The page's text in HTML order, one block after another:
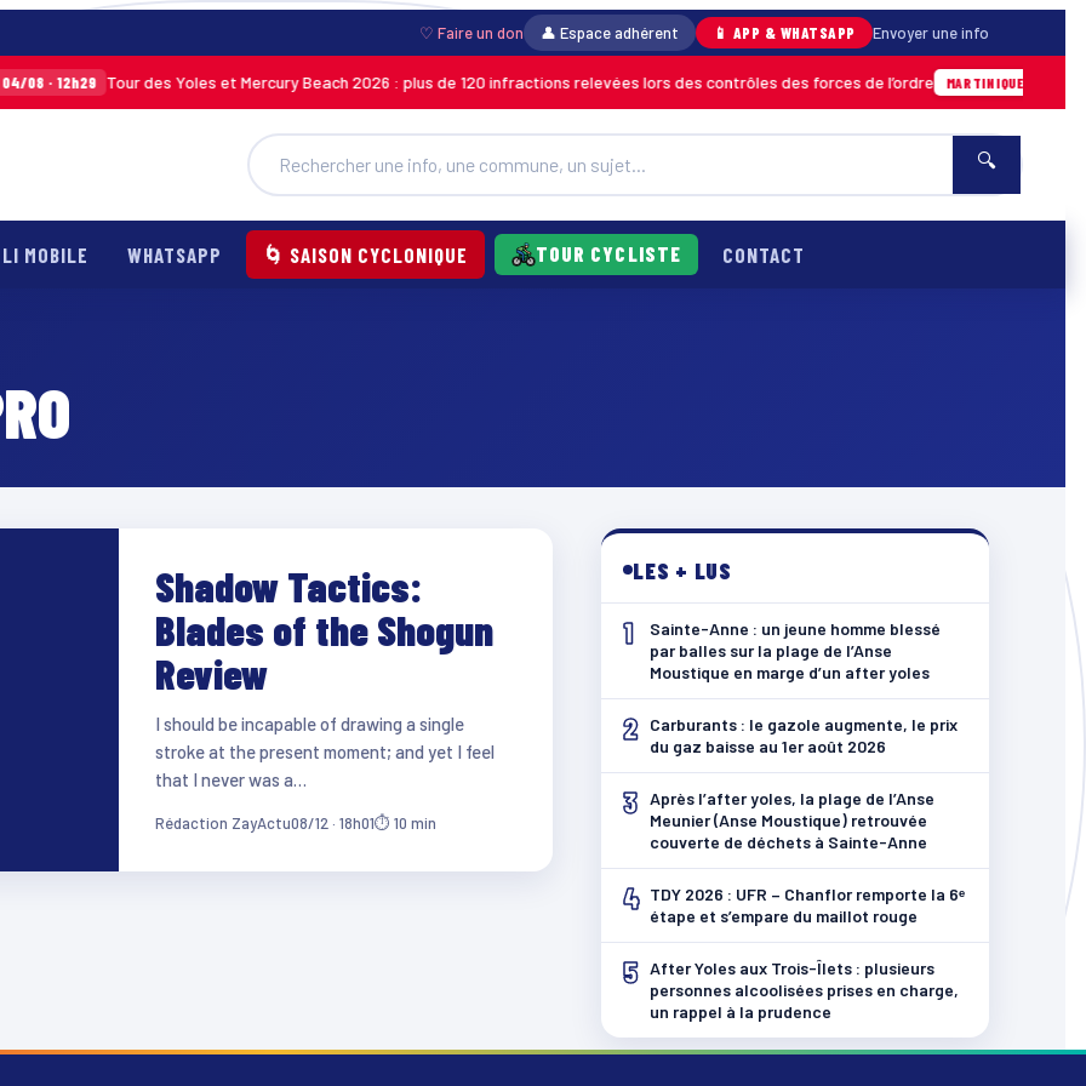
♡ Faire un don 👤 Espace adhérent 📱 APP & WHATSAPP Envoyer une info
· 12h29 Tour des Yoles et Mercury Beach 2026 : plus de 120 infractions relevées lors des contrôles des forces de l’ordre MARTINIQUE
🔍
MOBILE WHATSAPP 🌀 SAISON CYCLONIQUE TOUR CYCLISTE CONTACT
Shadow Tactics:
Blades of the Shogun
Review
I should be incapable of drawing a single
stroke at the present moment; and yet I feel
that I never was a…
Rédaction ZayActu08/12 · 18h01⏱ 10 min
LES + LUS
1
Sainte-Anne : un jeune homme blessé
par balles sur la plage de l’Anse
Moustique en marge d’un after yoles
2
Carburants : le gazole augmente, le prix
du gaz baisse au 1er août 2026
3 Après l’after yoles, la plage de l’Anse
Meunier (Anse Moustique) retrouvée
couverte de déchets à Sainte-Anne
4 TDY 2026 : UFR – Chanflor remporte la 6ᵉ
étape et s’empare du maillot rouge
5 After Yoles aux Trois-Îlets : plusieurs
personnes alcoolisées prises en charge,
un rappel à la prudence